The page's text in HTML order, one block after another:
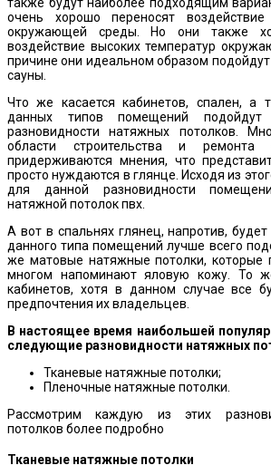
очень хорошо переносят воздействие
окружающей среды. Но они также
воздействие высоких температур
причине они идеальном образом
сауны.
Что же касается кабинетов, спален, а
данных типов помещений
разновидности натяжных потолков.
области строительства и
придерживаются мнения, что
просто нуждаются в глянце. Исходя из
для данной разновидности
натяжной потолок пвх.
А вот в спальнях глянец, напротив,
данного типа помещений лучше всего
же матовые натяжные потолки, которые
многом напоминают яловую кожу. То
кабинетов, хотя в данном случае все
предпочтения их владельцев.
В настоящее время наибольшей
следующие разновидности натяжных
Тканевые натяжные потолки;
Пленочные натяжные потолки.
Рассмотрим каждую из этих
потолков более подробно
Тканевые натяжные потолки